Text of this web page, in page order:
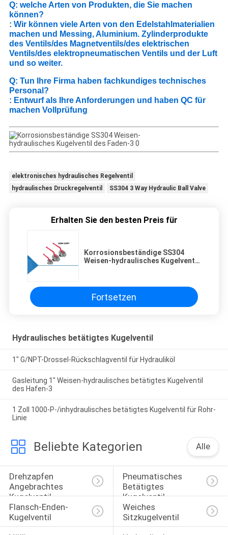
Q: welche Arten von Produkten, die Sie machen
können?
: Wir können viele Arten von den Edelstahlmaterialien
machen und Messing, Aluminium. Zylinderprodukte
des Ventils/des Magnetventils/des elektrischen
Ventils/des elektropneumatischen Ventils und der Luft
und so weiter.
Q: Tun Ihre Firma haben fachkundiges technisches
Personal?
: Entwurf als Ihre Anforderungen und haben QC für
machen Vollprüfung
elektronisches hydraulisches Regelventil
hydraulisches Druckregelventil
SS304 3 Way Hydraulic Ball Valve
Erhalten Sie den besten Preis für
Korrosionsbeständige SS304
Weisen-hydraulisches Kugelventil
Fortsetzen
Hydraulisches betätigtes Kugelventil
1" G/NPT-Drossel-Rückschlagventil für Hydrauliköl
Gasleitung 1" Weisen-hydraulisches betätigtes Kugelventil
des Hafen-3
1 Zoll 1000-P-/inhydraulisches betätigtes Kugelventil für Rohr-
Linie
Beliebte Kategorien Alle
Drehzapfen
Angebrachtes
Kugelventil
Pneumatisches
Betätigtes
Kugelventil
Flansch-Enden-
Kugelventil
Weiches
Sitzkugelventil